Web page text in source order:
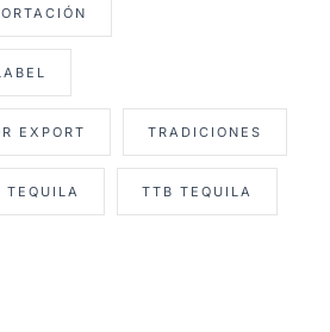
EXPORT TRADICIONES
TTB TEQUILA